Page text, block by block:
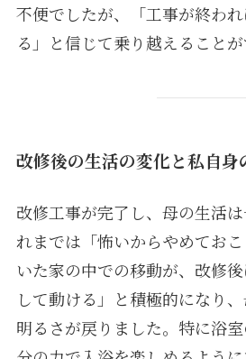
不便でしたが、「工事が終わ
る」と信じて乗り越えることが
改修後の生活の変化と私自身
改修工事が完了し、母の生活
れまでは「怖いからやめてお
いた家の中での移動が、改修
して動ける」と積極的になり
明るさが戻りました。特に浴